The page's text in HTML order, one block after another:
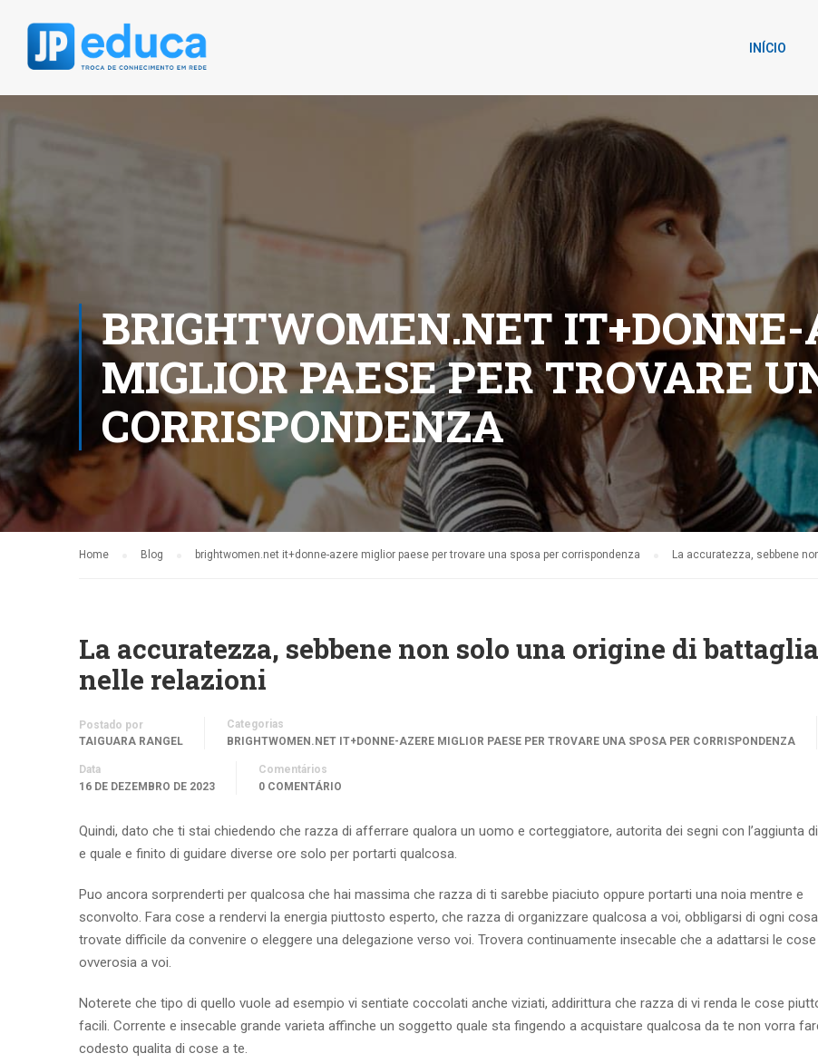
INÍCIO
BRIGHTWOMEN.NET IT+DONNE-
MIGLIOR PAESE PER TROVARE
CORRISPONDENZA
Home Blog brightwomen.net it+donne-azere miglior paese per trovare una sposa per corrispondenza La accuratezza, sebbene
La accuratezza, sebbene non solo una origine di battaglia
nelle relazioni
Postado por
TAIGUARA RANGEL
Categorias
BRIGHTWOMEN.NET IT+DONNE-AZERE MIGLIOR PAESE PER TROVARE UNA SPOSA PER CORRISPONDENZA
Data
16 DE DEZEMBRO DE 2023
Comentários
0 COMENTÁRIO
Quindi, dato che ti stai chiedendo che razza di afferrare qualora un uomo e corteggiatore, autorita dei segni con l’aggiunta
e quale e finito di guidare diverse ore solo per portarti qualcosa.
Puo ancora sorprenderti per qualcosa che hai massima che razza di ti sarebbe piaciuto oppure portarti una noia mentre e
sconvolto. Fara cose a rendervi la energia piuttosto esperto, che razza di organizzare qualcosa a voi, obbligarsi di ogni
trovate difficile da convenire o eleggere una delegazione verso voi. Trovera continuamente insecable che a adattarsi le
ovverosia a voi.
Noterete che tipo di quello vuole ad esempio vi sentiate coccolati anche viziati, addirittura che razza di vi renda le cose
facili. Corrente e insecable grande varieta affinche un soggetto quale sta fingendo a acquistare qualcosa da te non vorra
codesto qualita di cose a te.